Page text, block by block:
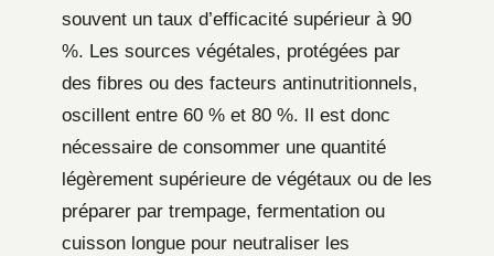
souvent un taux d’efficacité supérieur à 90
%. Les sources végétales, protégées par
des fibres ou des facteurs antinutritionnels,
oscillent entre 60 % et 80 %. Il est donc
nécessaire de consommer une quantité
légèrement supérieure de végétaux ou de les
préparer par trempage, fermentation ou
cuisson longue pour neutraliser les